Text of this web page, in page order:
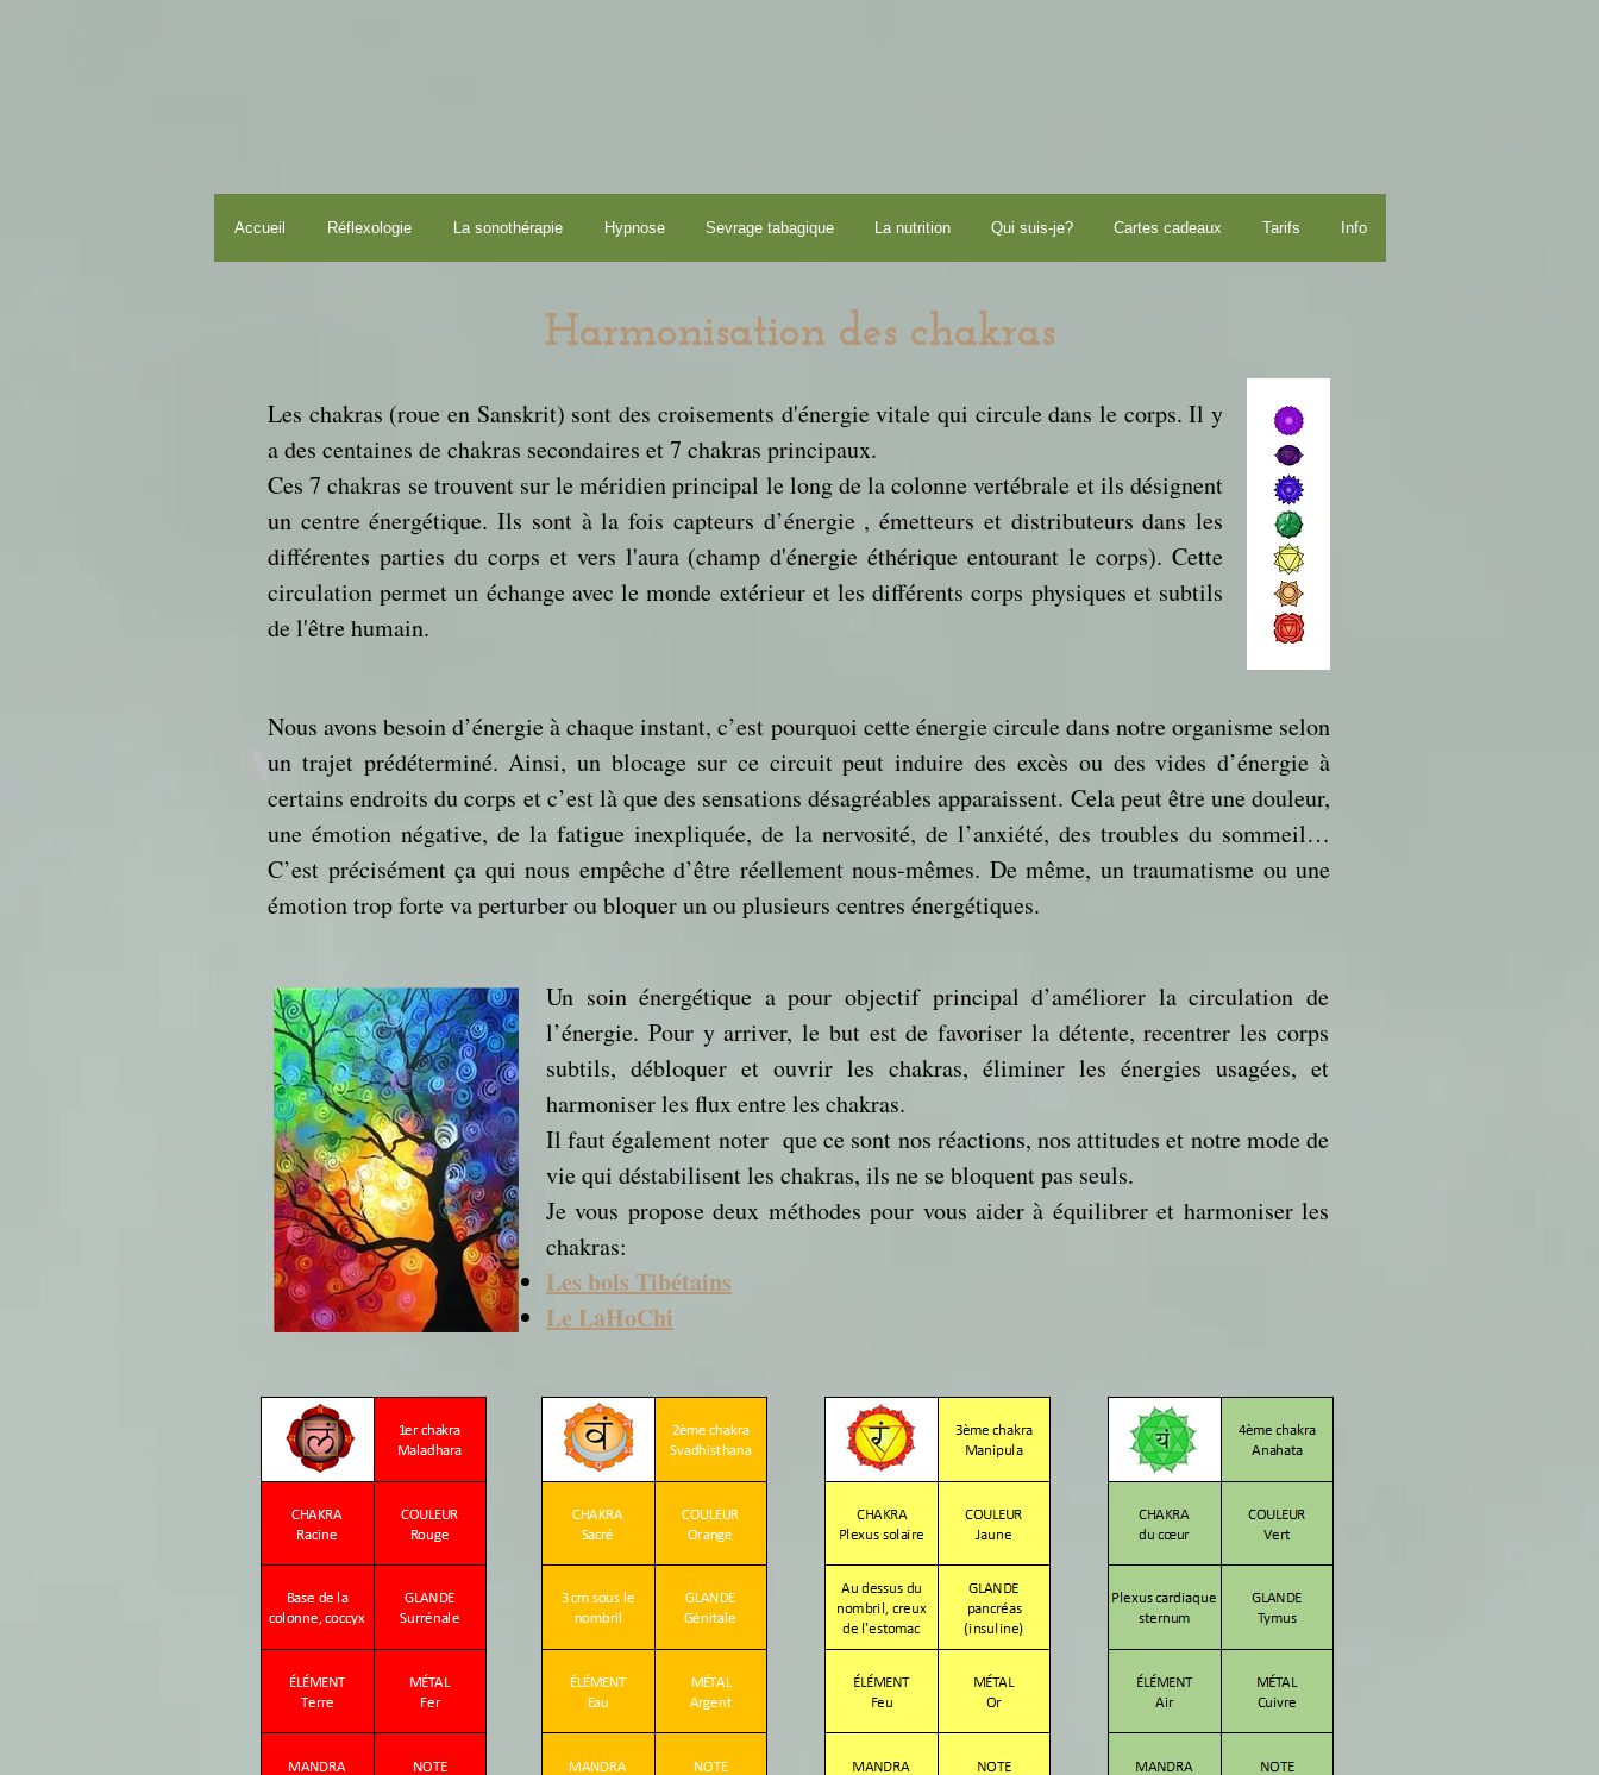
Accueil Réflexologie La sonothérapie Hypnose Sevrage tabagique La nutrition Qui suis-je? Cartes cadeaux Tarifs Info
Harmonisation des chakras
Les chakras (roue en Sanskrit) sont des croisements d'énergie vitale qui circule dans le corps. Il y
a des centaines de chakras secondaires et 7 chakras principaux.
Ces 7 chakras se trouvent sur le méridien principal le long de la colonne vertébrale et ils désignent
un centre énergétique. Ils sont à la fois capteurs d’énergie , émetteurs et distributeurs dans les
différentes parties du corps et vers l'aura (champ d'énergie éthérique entourant le corps). Cette
circulation permet un échange avec le monde extérieur et les différents corps physiques et subtils
de l'être humain.
Nous avons besoin d’énergie à chaque instant, c’est pourquoi cette énergie circule dans notre organisme selon
un trajet prédéterminé. Ainsi, un blocage sur ce circuit peut induire des excès ou des vides d’énergie à
certains endroits du corps et c’est là que des sensations désagréables apparaissent. Cela peut être une douleur,
une émotion négative, de la fatigue inexpliquée, de la nervosité, de l’anxiété, des troubles du sommeil…
C’est précisément ça qui nous empêche d’être réellement nous-mêmes. De même, un traumatisme ou une
émotion trop forte va perturber ou bloquer un ou plusieurs centres énergétiques.
Un soin énergétique a pour objectif principal d’améliorer la circulation de
l’énergie. Pour y arriver, le but est de favoriser la détente, recentrer les corps
subtils, débloquer et ouvrir les chakras, éliminer les énergies usagées, et
harmoniser les flux entre les chakras.
Il faut également noter que ce sont nos réactions, nos attitudes et notre mode de
vie qui déstabilisent les chakras, ils ne se bloquent pas seuls.
Je vous propose deux méthodes pour vous aider à équilibrer et harmoniser les
chakras:
Les bols Tibétains
Le LaHoChi